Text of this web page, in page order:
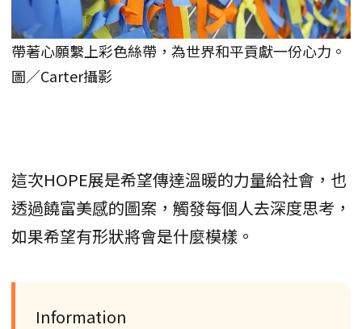
帶著心願繫上彩色絲帶，為世界和平貢獻一份心力。
圖／Carter攝影
這次HOPE展是希望傳達溫暖的力量給社會，也
透過饒富美感的圖案，觸發每個人去深度思考，
如果希望有形狀將會是什麼模樣。
Information